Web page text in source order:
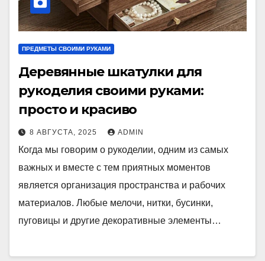
ПРЕДМЕТЫ СВОИМИ РУКАМИ
Деревянные шкатулки для
рукоделия своими руками:
просто и красиво
8 АВГУСТА, 2025 ADMIN
Когда мы говорим о рукоделии, одним из самых
важных и вместе с тем приятных моментов
является организация пространства и рабочих
материалов. Любые мелочи, нитки, бусинки,
пуговицы и другие декоративные элементы…